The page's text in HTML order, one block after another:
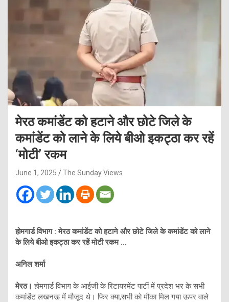
मेरठ कमांडेंट को हटाने और छोटे जिले के
कमांडेंट को लाने के लिये बीओ इकट्ठा कर रहें
‘मोटी’ रकम
June 1, 2025 The Sunday Views
होमगार्ड विभाग : मेरठ कमांडेंट को हटाने और छोटे जिले के कमांडेंट को लाने
के लिये बीओ इकट्ठा कर रहें मोटी रकम …
अनिल शर्मा
मेरठ। होमगार्ड विभाग के आईजी के रिटायरमेंट पार्टी में प्रदेश भर के सभी
कमांडेंट लखनऊ में मौजूद थे। फिर क्या,सभी को मौका मिल गया ऊपर वाले